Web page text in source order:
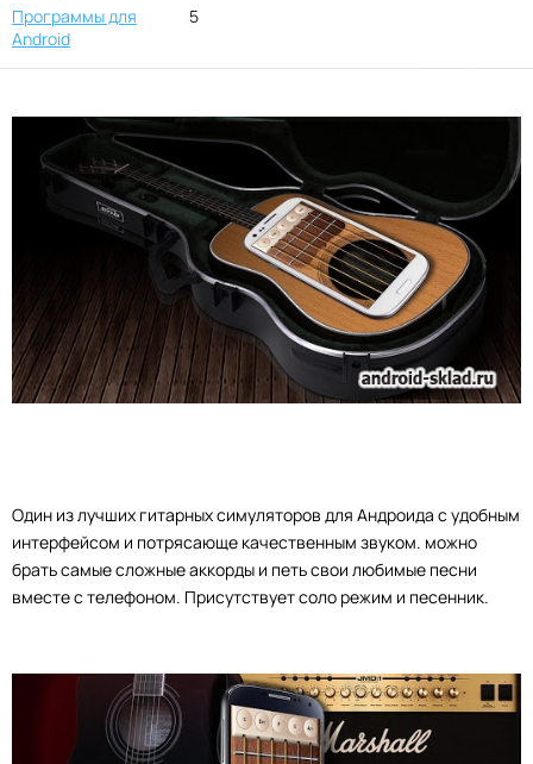
Программы для
Android
5
Один из лучших гитарных симуляторов для Андроида с удобным
интерфейсом и потрясающе качественным звуком. можно
брать самые сложные аккорды и петь свои любимые песни
вместе с телефоном. Присутствует соло режим и песенник.